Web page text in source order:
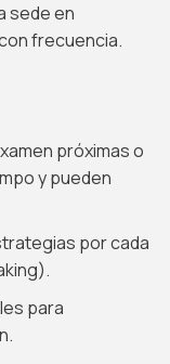
sede en
frecuencia.
próximas o
y pueden
por cada
para